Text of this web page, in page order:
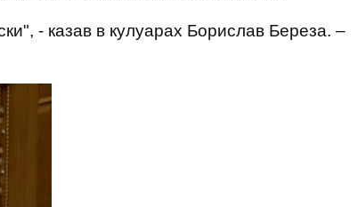
- казав в кулуарах Борислав Береза. –